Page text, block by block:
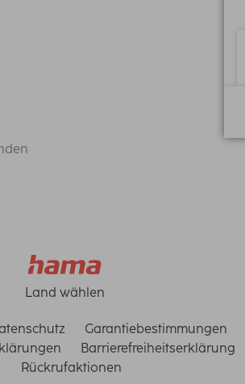
Land wählen
Garantiebestimmungen
Barrierefreiheitserklärung
Rückrufaktionen